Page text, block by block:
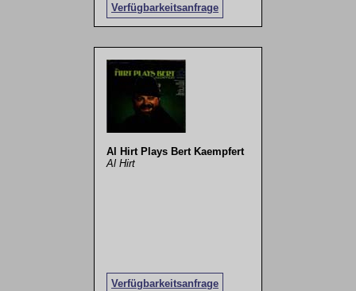
Verfügbarkeitsanfrage
Al Hirt Plays Bert Kaempfert
Al Hirt
Verfügbarkeitsanfrage